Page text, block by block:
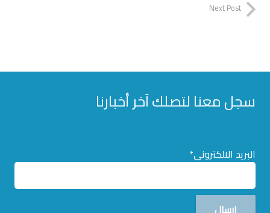
Next Post
سجل معنا لتصلك آخر أخبارنا
البريد الالكترونى*